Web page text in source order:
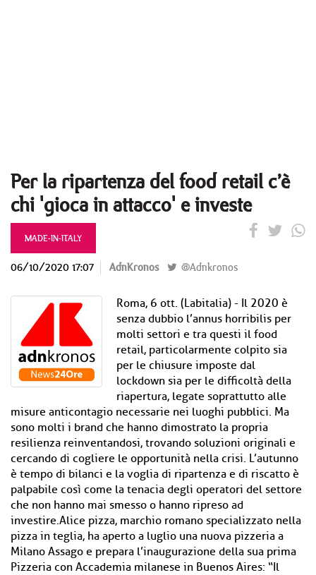
Per la ripartenza del food retail c’è
chi 'gioca in attacco' e investe
MADE-IN-ITALY
06/10/2020 17:07 AdnKronos @Adnkronos
Roma, 6 ott. (Labitalia) - Il 2020 è
senza dubbio l’annus horribilis per
molti settori e tra questi il food
retail, particolarmente colpito sia
per le chiusure imposte dal
lockdown sia per le difficoltà della
riapertura, legate soprattutto alle
misure anticontagio necessarie nei luoghi pubblici. Ma
sono molti i brand che hanno dimostrato la propria
resilienza reinventandosi, trovando soluzioni originali e
cercando di cogliere le opportunità nella crisi. L’autunno
è tempo di bilanci e la voglia di ripartenza e di riscatto è
palpabile così come la tenacia degli operatori del settore
che non hanno mai smesso o hanno ripreso ad
investire.Alice pizza, marchio romano specializzato nella
pizza in teglia, ha aperto a luglio una nuova pizzeria a
Milano Assago e prepara l’inaugurazione della sua prima
Pizzeria con Accademia milanese in Buenos Aires: “Il